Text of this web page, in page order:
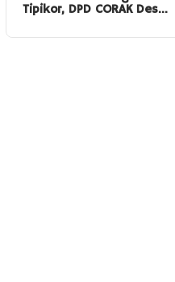
Tipikor, DPD CORAK Des…